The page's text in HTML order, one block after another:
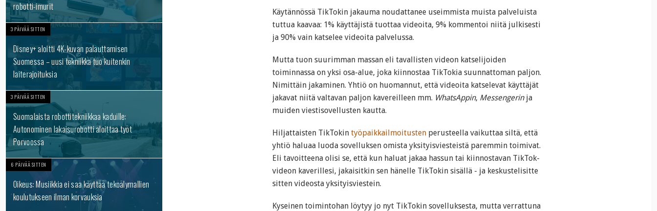
robotti-imurit
3 PÄIVÄÄ SITTEN
Disney+ aloitti 4K-kuvan palauttamisen
Suomessa – uusi tekniikka tuo kuitenkin
laiterajoituksia
3 PÄIVÄÄ SITTEN
Suomalaista robottitekniikkaa kaduille:
Autonominen lakaisurobotti aloittaa työt
Porvoossa
6 PÄIVÄÄ SITTEN
Oikeus: Musiikkia ei saa käyttää tekoälymallien
koulutukseen ilman korvauksia
Käytännössä TikTokin jakauma noudattanee useimmista muista palveluista
tuttua kaavaa: 1% käyttäjistä tuottaa videoita, 9% kommentoi niitä julkisesti
ja 90% vain katselee videoita palvelussa.
Mutta tuon suurimman massan eli tavallisten videon katselijoiden
toiminnassa on yksi osa-alue, joka kiinnostaa TikTokia suunnattoman paljon.
Nimittäin jakaminen. Yhtiö on huomannut, että videoita katselevat käyttäjät
jakavat niitä valtavan paljon kavereilleen mm. WhatsAppin, Messengerinja
muiden viestisovellusten kautta.
Hiljattaisten TikTokin työpaikkailmoitusten perusteella vaikuttaa siltä, että
yhtiö haluaa luoda sovelluksen omista yksityisviesteistä paremmin toimivat.
Eli tavoitteena olisi se, että kun haluat jakaa hassun tai kiinnostavan TikTok-
videon kaverillesi, jakaisitkin sen hänelle TikTokin sisällä - ja keskustelisitte
sitten videosta yksityisviestein.
Kyseinen toimintohan löytyy jo nyt TikTokin sovelluksesta, mutta verrattuna